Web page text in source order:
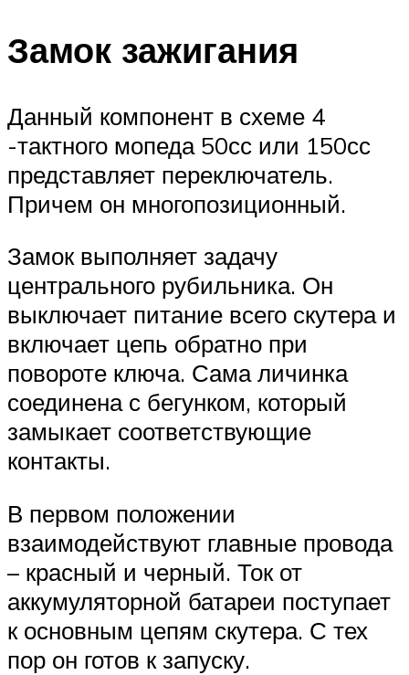
Замок зажигания
Данный компонент в схеме 4
-тактного мопеда 50сс или 150сс
представляет переключатель.
Причем он многопозиционный.
Замок выполняет задачу
центрального рубильника. Он
выключает питание всего скутера и
включает цепь обратно при
повороте ключа. Сама личинка
соединена с бегунком, который
замыкает соответствующие
контакты.
В первом положении
взаимодействуют главные провода
– красный и черный. Ток от
аккумуляторной батареи поступает
к основным цепям скутера. С тех
пор он готов к запуску.